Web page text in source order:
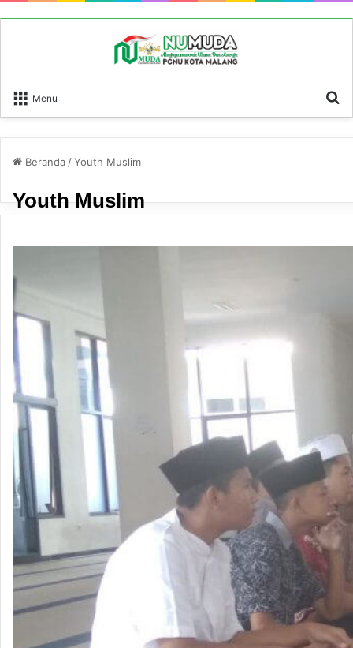
Menu
Beranda /Youth Muslim
Youth Muslim